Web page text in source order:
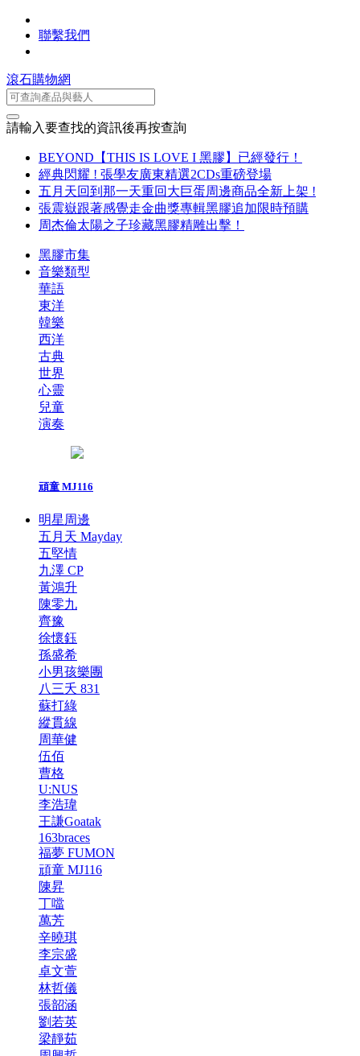
聯繫我們
滾石購物網
請輸入要查找的資訊後再按查詢
BEYOND【THIS IS LOVE I 黑膠】已經發行！
經典閃耀 ! 張學友廣東精選2CDs重磅登場
五月天回到那一天重回大巨蛋周邊商品全新上架 !
張震嶽跟著感覺走金曲獎專輯黑膠追加限時預購
周杰倫太陽之子珍藏黑膠精雕出擊！
黑膠市集
音樂類型
華語
東洋
韓樂
西洋
古典
世界
心靈
兒童
演奏
頑童 MJ116
明星周邊
五月天 Mayday
五堅情
九澤 CP
黃鴻升
陳零九
齊豫
徐懷鈺
孫盛希
小男孩樂團
八三夭 831
蘇打綠
縱貫線
周華健
伍佰
曹格
U:NUS
李浩瑋
王謙Goatak
163braces
福夢 FUMON
頑童 MJ116
陳昇
丁噹
萬芳
辛曉琪
李宗盛
卓文萱
林哲儀
張韶涵
劉若英
梁靜茹